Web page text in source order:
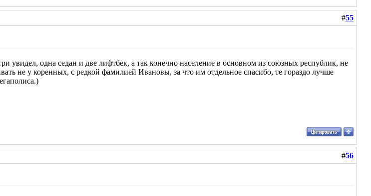
#55
увидел, одна седан и две лифтбек, а так конечно население в основном из союзных республик, не
не у коренных, с редкой фамилией Ивановы, за что им отдельное спасибо, те гораздо лучше
#56